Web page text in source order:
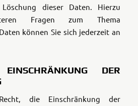
dieser Daten. Hierzu
Fragen zum Thema
können Sie sich jederzeit an
DER
die Einschränkung der